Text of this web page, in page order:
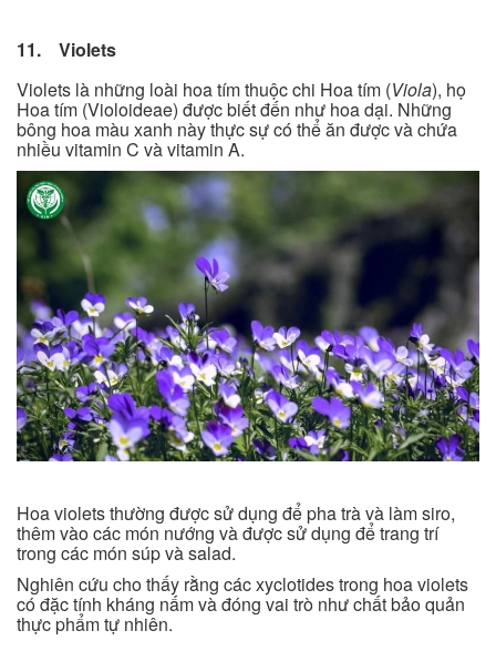
11. Violets
Violets là những loài hoa tím thuộc chi Hoa tím (Viola), họ
Hoa tím (Violoideae) được biết đến như hoa dại. Những
bông hoa màu xanh này thực sự có thể ăn được và chứa
nhiều vitamin C và vitamin A.
Hoa violets thường được sử dụng để pha trà và làm siro,
thêm vào các món nướng và được sử dụng để trang trí
trong các món súp và salad.
Nghiên cứu cho thấy rằng các xyclotides trong hoa violets
có đặc tính kháng nấm và đóng vai trò như chất bảo quản
thực phẩm tự nhiên.